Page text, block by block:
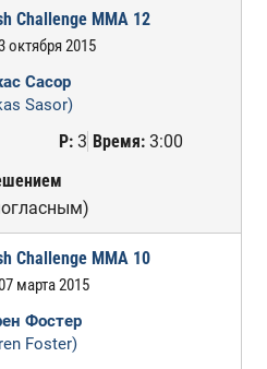
Challenge MMA 12
октября 2015
Сасор
Sasor)
Р:3 Время:3:00
Challenge MMA 10
марта 2015
Фостер
Foster)